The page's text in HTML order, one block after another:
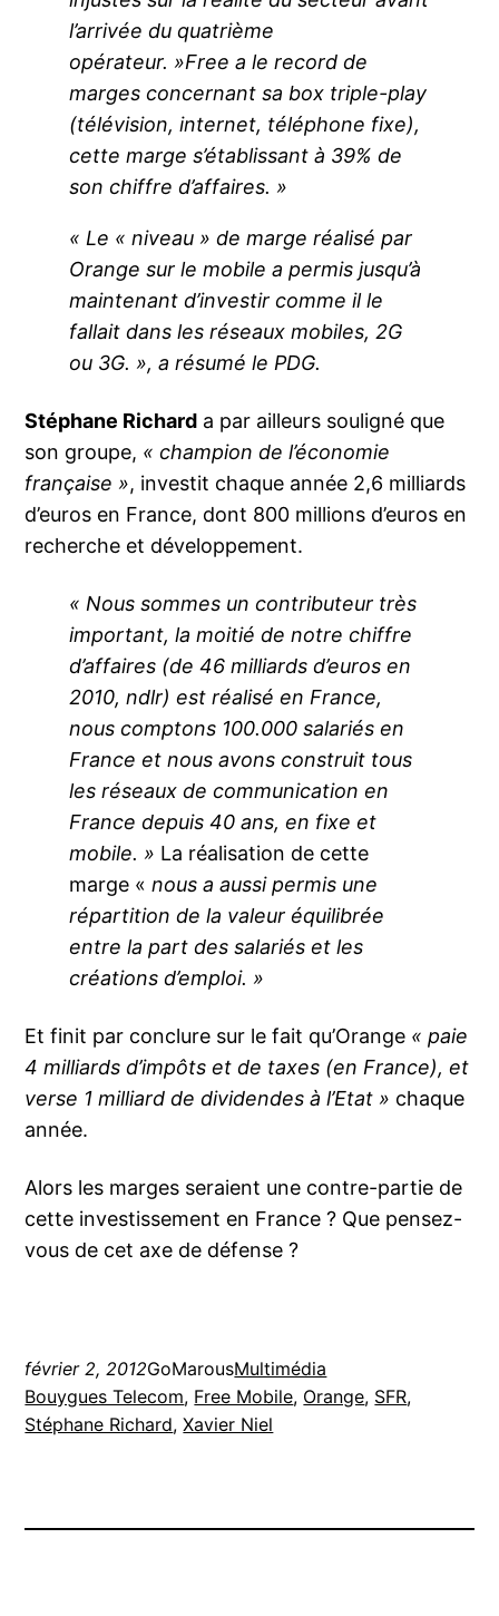
l’arrivée du quatrième
opérateur. »Free a le record de
marges concernant sa box triple-play
(télévision, internet, téléphone fixe),
cette marge s’établissant à 39% de
son chiffre d’affaires. »
« Le « niveau » de marge réalisé par
Orange sur le mobile a permis jusqu’à
maintenant d’investir comme il le
fallait dans les réseaux mobiles, 2G
ou 3G. », a résumé le PDG.
Stéphane Richard a par ailleurs souligné que
son groupe, « champion de l’économie
française », investit chaque année 2,6 milliards
d’euros en France, dont 800 millions d’euros en
recherche et développement.
« Nous sommes un contributeur très
important, la moitié de notre chiffre
d’affaires (de 46 milliards d’euros en
2010, ndlr) est réalisé en France,
nous comptons 100.000 salariés en
France et nous avons construit tous
les réseaux de communication en
France depuis 40 ans, en fixe et
mobile. » La réalisation de cette
marge «nous a aussi permis une
répartition de la valeur équilibrée
entre la part des salariés et les
créations d’emploi. »
Et finit par conclure sur le fait qu’Orange « paie
4 milliards d’impôts et de taxes (en France), et
verse 1 milliard de dividendes à l’Etat » chaque
année.
Alors les marges seraient une contre-partie de
cette investissement en France ? Que pensez-
vous de cet axe de défense ?
février 2, 2012GoMarousMultimédia
Bouygues Telecom, Free Mobile, Orange, SFR
Stéphane Richard, Xavier Niel